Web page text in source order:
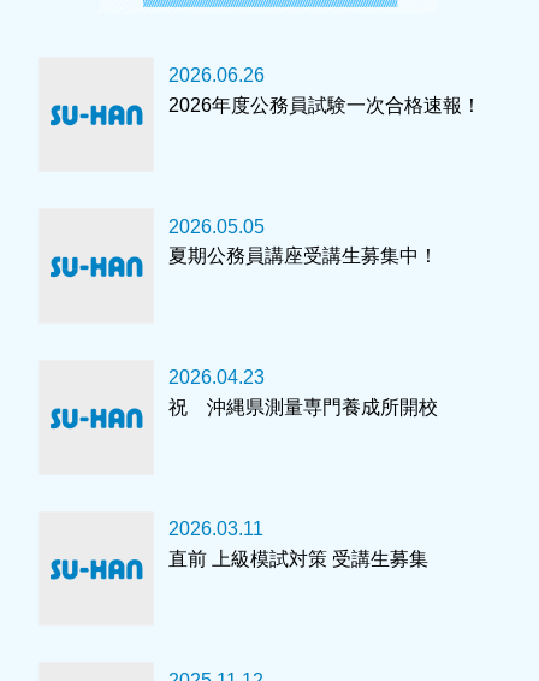
2026.06.26
2026年度公務員試験一次合格速報！
2026.05.05
夏期公務員講座受講生募集中！
2026.04.23
祝 沖縄県測量専門養成所開校
2026.03.11
直前 上級模試対策 受講生募集